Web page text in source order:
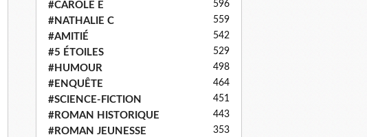
#CAROLE E 596
#NATHALIE C 559
#AMITIÉ 542
#5 ÉTOILES 529
#HUMOUR 498
#ENQUÊTE 464
#SCIENCE-FICTION 451
#ROMAN HISTORIQUE 443
#ROMAN JEUNESSE 353